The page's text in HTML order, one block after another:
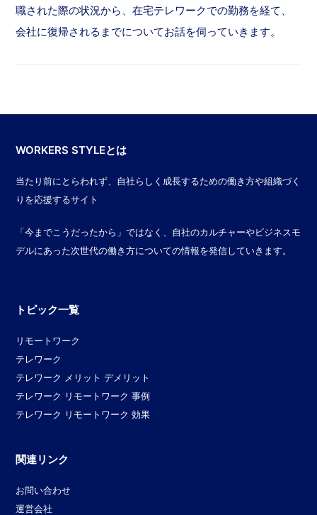
職された際の状況から、在宅テレワークでの勤務を経て、
会社に復帰されるまでについてお話を伺っていきます。
WORKERS STYLEとは
当たり前にとらわれず、自社らしく成長するための働き方や組織づく
りを応援するサイト
「今までこうだったから」ではなく、自社のカルチャーやビジネスモ
デルにあった次世代の働き方についての情報を発信していきます。
トピック一覧
リモートワーク
テレワーク
テレワーク メリット デメリット
テレワーク リモートワーク 事例
テレワーク リモートワーク 効果
関連リンク
お問い合わせ
運営会社